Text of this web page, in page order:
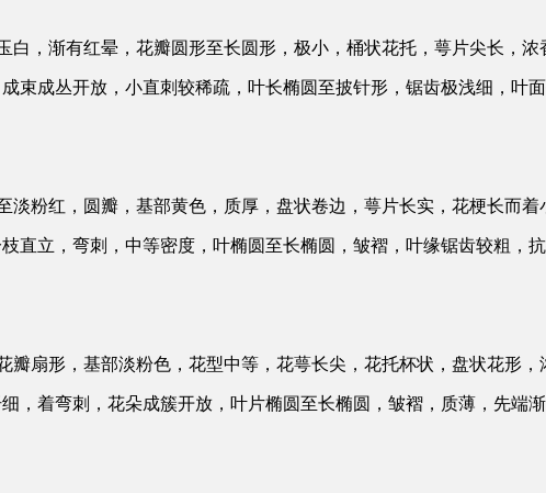
白，渐有红晕，花瓣圆形至长圆形，极小，桶状花托，萼片尖长，浓
束成丛开放，小直刺较稀疏，叶长椭圆至披针形，锯齿极浅细，叶
淡粉红，圆瓣，基部黄色，质厚，盘状卷边，萼片长实，花梗长而
直立，弯刺，中等密度，叶椭圆至长椭圆，皱褶，叶缘锯齿较粗，抗
瓣扇形，基部淡粉色，花型中等，花萼长尖，花托杯状，盘状花形
，着弯刺，花朵成簇开放，叶片椭圆至长椭圆，皱褶，质薄，先端